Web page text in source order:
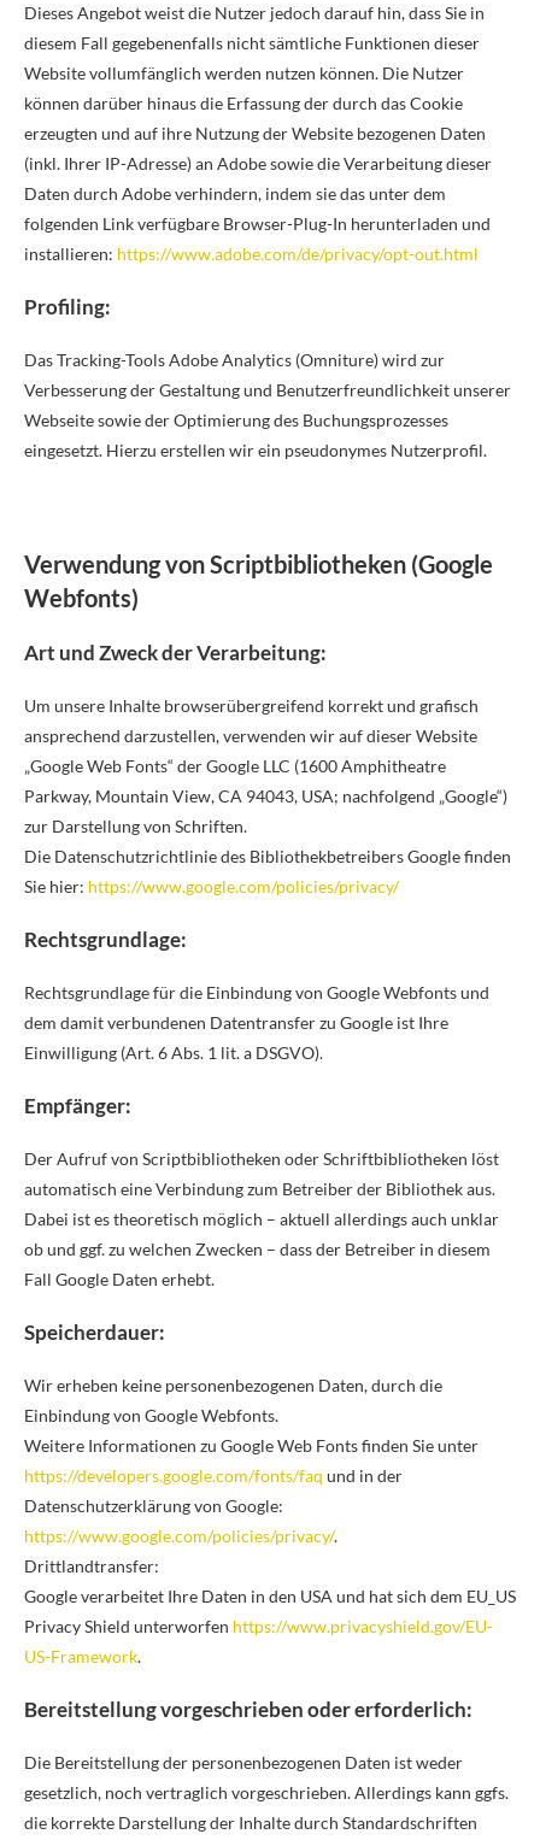
Dieses Angebot weist die Nutzer jedoch darauf hin, dass Sie in
diesem Fall gegebenenfalls nicht sämtliche Funktionen dieser
Website vollumfänglich werden nutzen können. Die Nutzer
können darüber hinaus die Erfassung der durch das Cookie
erzeugten und auf ihre Nutzung der Website bezogenen Daten
(inkl. Ihrer IP-Adresse) an Adobe sowie die Verarbeitung dieser
Daten durch Adobe verhindern, indem sie das unter dem
folgenden Link verfügbare Browser-Plug-In herunterladen und
installieren: https://www.adobe.com/de/privacy/opt-out.html
Profiling:
Das Tracking-Tools Adobe Analytics (Omniture) wird zur
Verbesserung der Gestaltung und Benutzerfreundlichkeit unserer
Webseite sowie der Optimierung des Buchungsprozesses
eingesetzt. Hierzu erstellen wir ein pseudonymes Nutzerprofil.
Verwendung von Scriptbibliotheken (Google
Webfonts)
Art und Zweck der Verarbeitung:
Um unsere Inhalte browserübergreifend korrekt und grafisch
ansprechend darzustellen, verwenden wir auf dieser Website
„Google Web Fonts“ der Google LLC (1600 Amphitheatre
Parkway, Mountain View, CA 94043, USA; nachfolgend „Google“)
zur Darstellung von Schriften.
Die Datenschutzrichtlinie des Bibliothekbetreibers Google finden
Sie hier: https://www.google.com/policies/privacy/
Rechtsgrundlage:
Rechtsgrundlage für die Einbindung von Google Webfonts und
dem damit verbundenen Datentransfer zu Google ist Ihre
Einwilligung (Art. 6 Abs. 1 lit. a DSGVO).
Empfänger:
Der Aufruf von Scriptbibliotheken oder Schriftbibliotheken löst
automatisch eine Verbindung zum Betreiber der Bibliothek aus.
Dabei ist es theoretisch möglich – aktuell allerdings auch unklar
ob und ggf. zu welchen Zwecken – dass der Betreiber in diesem
Fall Google Daten erhebt.
Speicherdauer:
Wir erheben keine personenbezogenen Daten, durch die
Einbindung von Google Webfonts.
Weitere Informationen zu Google Web Fonts finden Sie unter
https://developers.google.com/fonts/faq und in der
Datenschutzerklärung von Google:
https://www.google.com/policies/privacy/.
Drittlandtransfer:
Google verarbeitet Ihre Daten in den USA und hat sich dem EU_US
Privacy Shield unterworfen https://www.privacyshield.gov/EU-
US-Framework.
Bereitstellung vorgeschrieben oder erforderlich:
Die Bereitstellung der personenbezogenen Daten ist weder
gesetzlich, noch vertraglich vorgeschrieben. Allerdings kann ggfs.
die korrekte Darstellung der Inhalte durch Standardschriften